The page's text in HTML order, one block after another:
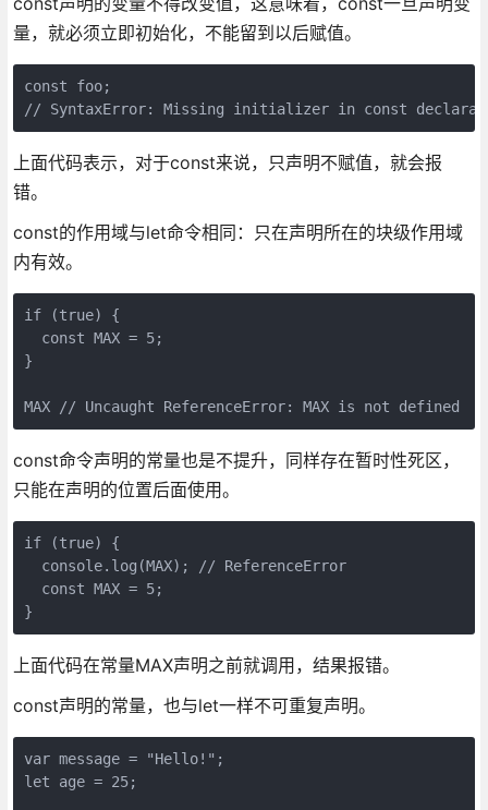
量，就必须立即初始化，不能留到以后赋值。
const foo;
上面代码表示，对于const来说，只声明不赋值，就会报
错。
const的作用域与let命令相同：只在声明所在的块级作用域
内有效。
if (true) {
  const MAX = 5;
}
const命令声明的常量也是不提升，同样存在暂时性死区，
只能在声明的位置后面使用。
if (true) {
  console.log(MAX); // ReferenceError
  const MAX = 5;
上面代码在常量MAX声明之前就调用，结果报错。
const声明的常量，也与let一样不可重复声明。
var message = "Hello!";
let age = 25;